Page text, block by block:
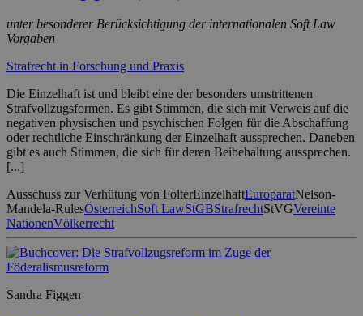
unter besonderer Berücksichtigung der internationalen Soft Law
Vorgaben
Strafrecht in Forschung und Praxis
Die Einzelhaft ist und bleibt eine der besonders umstrittenen
Strafvollzugsformen. Es gibt Stimmen, die sich mit Verweis auf die
negativen physischen und psychischen Folgen für die Abschaffung
oder rechtliche Einschränkung der Einzelhaft aussprechen. Daneben
gibt es auch Stimmen, die sich für deren Beibehaltung aussprechen.
[...]
Ausschuss zur Verhütung von FolterEinzelhaftEuroparatNelson-
Mandela-RulesÖsterreichSoft LawStGBStrafrechtStVGVereinte
NationenVölkerrecht
Sandra Figgen